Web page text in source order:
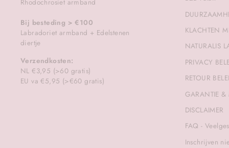
Bij besteding > €100
Labradoriet armband + Edelstenen
diertje
Verzendkosten:
NL €3,95 (>60 gratis)
EU va €5,95 (>€60 gratis)
KLACHTEN
NATURALIS
PRIVACY
RETOUR
GARANTIE &
DISCLAIMER
FAQ -
Inschrijven